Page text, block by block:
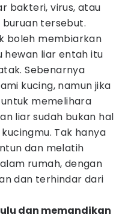
bakteri, virus, atau
buruan tersebut.
boleh membiarkan
hewan liar entah itu
Sebenarnya
kucing, namun jika
memelihara
liar sudah bukan hal
Tak hanya
dan melatih
rumah, dengan
dan terhindar dari
dan memandikan